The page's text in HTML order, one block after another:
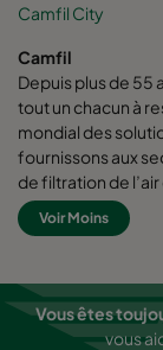
Camfil City
Camfil
Depuis plus de 55
tout un chacun à
mondial des
fournissons aux
de filtration de
productivité des
augmentent
Chez Camfil nous
clients doivent
Voir Moins
Vous êtes
vous